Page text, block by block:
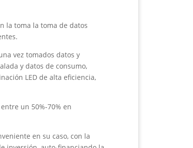
la toma la toma de datos
vez tomados datos y
y datos de consumo,
LED de alta eficiencia,
un 50%-70% en
en su caso, con la